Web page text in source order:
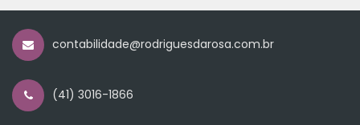
contabilidade@rodriguesdarosa.com.br
(41) 3016-1866